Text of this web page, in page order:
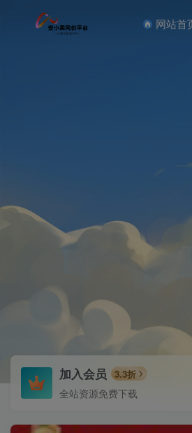
网站首
加入会员 3.3折
全站资源免费下载